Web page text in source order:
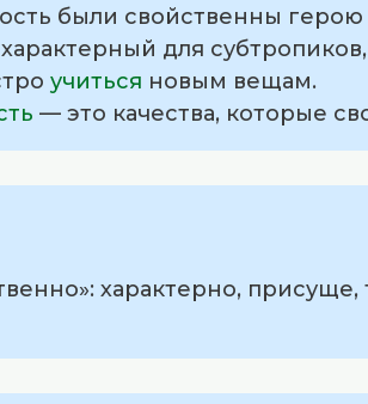
были свойственны герою
для
учиться новым вещам.
— это качества, которые
характерно, присуще,